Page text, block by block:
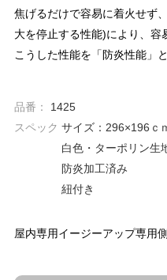
焦げるだけで容易に着火せず
大を停止する性能)により、容
こうした性能を「防炎性能」
品番：
1425
スペック サイズ：296×196ｃ
白色・ターポリン生
防炎加工済み
紐付き
屋内専用イージーアップ専用側